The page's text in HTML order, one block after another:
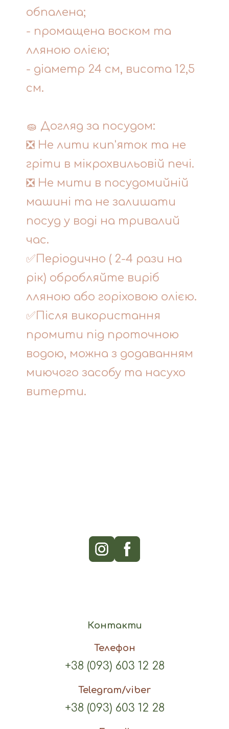
обпалена;
- промащена воском та
лляною олією;
- діаметр 24 см, висота 12,5
см.
🧽 Догляд за посудом:
❎ Не лити кип'яток та не
гріти в мікрохвильовій печі.
❎ Не мити в посудомийній
машині та не залишати
посуд у воді на тривалий
час.
✅Періодично ( 2-4 рази на
рік) обробляйте виріб
лляною або горіховою олією.
✅Після використання
промити під проточною
водою, можна з додаванням
миючого засобу та насухо
витерти.
Контакти
Телефон
+38 (093) 603 12 28
Telegram/viber
+38 (093) 603 12 28